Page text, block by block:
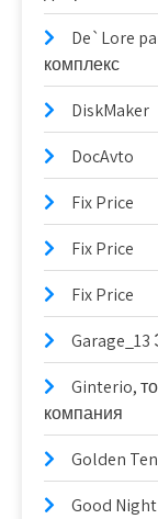
De`Lore
комплекс
DiskMaker
DocAvto
Fix Price
Fix Price
Fix Price
Ginterio,
компания
Golden
Good